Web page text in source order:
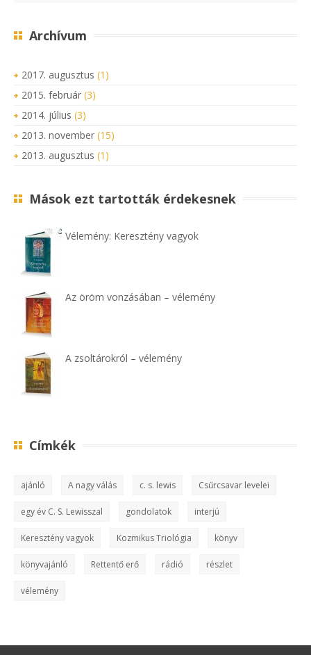
Archívum
2017. augusztus (1)
2015. február (3)
2014. július (3)
2013. november (15)
2013. augusztus (1)
Mások ezt tartották érdekesnek
Vélemény: Keresztény vagyok
Az öröm vonzásában – vélemény
A zsoltárokról – vélemény
Címkék
ajánló A nagy válás c. s. lewis Csűrcsavar levelei
egy év C. S. Lewisszal gondolatok interjú
Keresztény vagyok Kozmikus Triológia könyv
könyvajánló Rettentő erő rádió részlet
vélemény